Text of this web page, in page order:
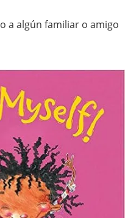
a algún familiar o amigo